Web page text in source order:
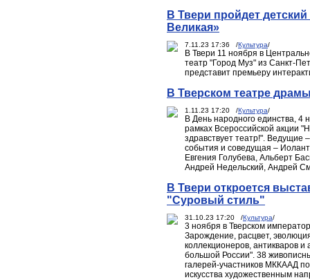
В Твери пройдет
Великая»
7.11.23 17:36 /Культура/
В Твери 11 ноября в
театр "Город Муз" из Санкт-
представит премьеру
В Тверском театре
1.11.23 17:20 /Культура/
В День народного единства, 4
рамках Всероссийской акции
здравствует театр!". Ведущие
события и соведущая –
Евгения Голубева, Альберт
Андрей Недельский, Андрей
В Твери откроется
"Суровый стиль"
31.10.23 17:20 /Культура/
3 ноября в Тверском
Зарождение, расцвет,
коллекционеров, антикваров
большой России". 38
галерей-участников МККААД
искусства художественным